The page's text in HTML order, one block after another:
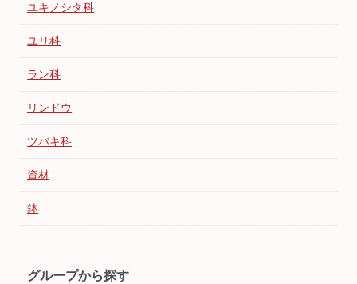
ユキノシタ科
ユリ科
ラン科
リンドウ
ツバキ科
資材
鉢
グループから探す